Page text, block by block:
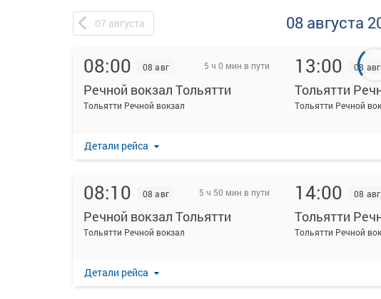
07 августа 08 августа
08:00 08 авг 5 ч 0 мин в пути
Речной вокзал Тольятти
Тольятти Речной вокзал
13:00 08 авг
Тольятти Речной
Детали рейса
08:10 08 авг 5 ч 50 мин в пути
Речной вокзал Тольятти
Тольятти Речной вокзал
14:00 08 авг
Тольятти Речной
Детали рейса